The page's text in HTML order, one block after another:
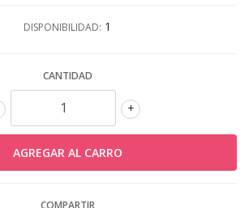
DISPONIBILIDAD: 1
CANTIDAD
+
COMPARTIR